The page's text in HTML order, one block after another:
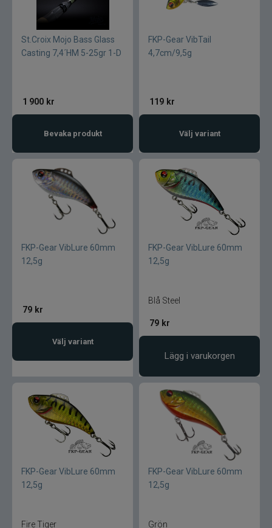
Baltic
Bios
Billow Baits
Bite Of Bleak
Bomber
Blue fox skeddrag
BFT
C&F Design
Costa
St.Croix Mojo Bass Glass
Casting 7,4´HM 5-25gr 1-D
1 900 kr
Bevaka produkt
FKP-Gear VibTail
4,7cm/9,5g
119 kr
Välj variant
FKP-Gear VibLure 60mm
12,5g
79 kr
Välj variant
FKP-Gear VibLure 60mm
12,5g
Blå Steel
79 kr
Lägg i varukorgen
FKP-Gear VibLure 60mm
12,5g
Fire Tiger
FKP-Gear VibLure 60mm
12,5g
Grön